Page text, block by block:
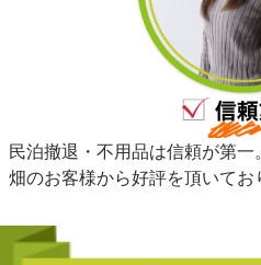
民泊撤退・不用品は信頼が第
畑のお客様から好評を頂いてお